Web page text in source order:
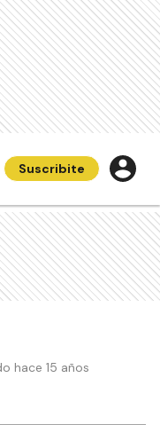
Suscribite
hace 15 años